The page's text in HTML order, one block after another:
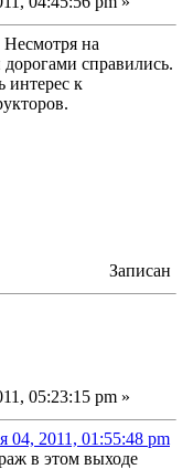
на
справились.
интерес к
Записан
05:23:15 pm »
04, 2011, 01:55:48 pm
в этом выходе